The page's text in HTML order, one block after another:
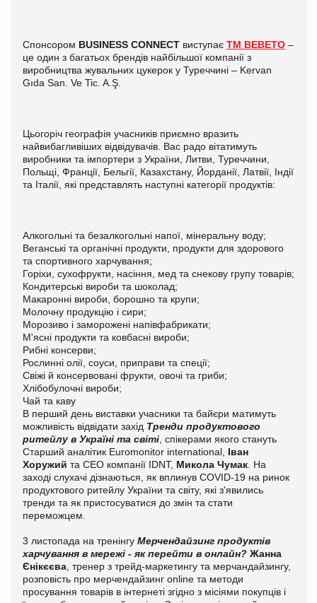
Спонсором BUSINESS CONNECT виступає TM BEBETO –
це один з багатьох брендів найбільшої компанії з
виробництва жувальних цукерок у Туреччині – Kervan
Gıda San. Ve Tic. A.Ş.
Цьогоріч географія учасників приємно вразить
найвибагливіших відвідувачів. Вас радо вітатимуть
виробники та імпортери з України, Литви, Туреччини,
Польщі, Франції, Бельгії, Казахстану, Йорданії, Латвії, Індії
та Італії, які представлять наступні категорії продуктів:
Алкогольні та безалкогольні напої, мінеральну воду;
Веганські та органічні продукти, продукти для здорового
та спортивного харчування;
Горіхи, сухофрукти, насіння, мед та снекову групу товарів;
Кондитерські вироби та шоколад;
Макаронні вироби, борошно та крупи;
Молочну продукцію і сири;
Морозиво і заморожені напівфабрикати;
М'ясні продукти та ковбасні вироби;
Рибні консерви;
Рослинні олії, соуси, приправи та спеції;
Свіжі й консервовані фрукти, овочі та гриби;
Хлібобулочні вироби;
Чай та каву
В перший день виставки учасники та байєри матимуть
можливість відвідати захід Тренди продуктового
ритейлу в Україні та світі , спікерами якого стануть
Старший аналітик Euromonitor international, Іван
Хоружий та CEO компанії IDNT, Микола Чумак . На
заході слухачі дізнаються, як вплинув COVID-19 на ринок
продуктового ритейлу України та світу, які з'явились
тренди та як пристосуватися до змін та стати
переможцем.
3 листопада на тренінгу Мерчендайзинг продуктів
харчування в мережі - як перейти в онлайн? Жанна
Єнікєєва , тренер з трейд-маркетингу та мерчандайзингу,
розповість про мерчендайзинг online та методи
просування товарів в інтернеті згідно з місіями покупців і